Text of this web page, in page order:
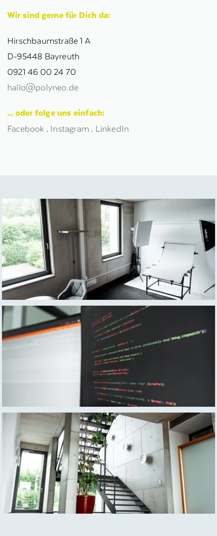
Wir sind gerne für Dich da:
Hirschbaumstraße 1 A
D‑95448 Bayreuth
0921 46 00 24 70
hallo@polyneo.de
... oder folge uns einfach:
Facebook . Instagram . LinkedIn